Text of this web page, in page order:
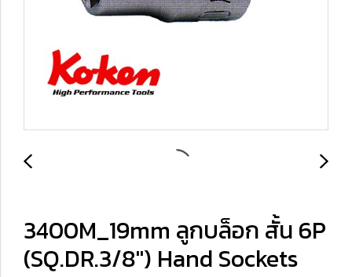
3400M_19mm ลูกบล็อก สั้น 6P
(SQ.DR.3/8") Hand Sockets